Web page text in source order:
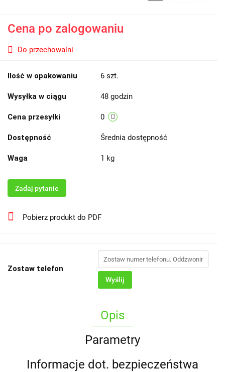
Cena po zalogowaniu
Do przechowalni
Ilość w opakowaniu 6 szt.
Wysyłka w ciągu 48 godzin
Cena przesyłki 0
Dostępność Średnia dostępność
Waga 1 kg
Zadaj pytanie
Pobierz produkt do PDF
Zostaw telefon
Wyślij
Opis
Parametry
Informacje dot. bezpieczeństwa